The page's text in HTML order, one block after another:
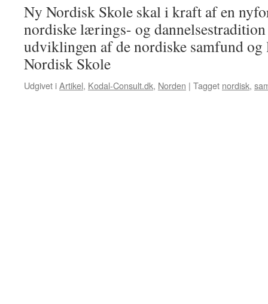
Ny Nordisk Skole skal i kraft af en
nordiske lærings- og
udviklingen af de nordiske samfund og
Nordisk Skole
Udgivet iArtikel, Kodal-Consult.dk, Norden | Tagget nordisk,